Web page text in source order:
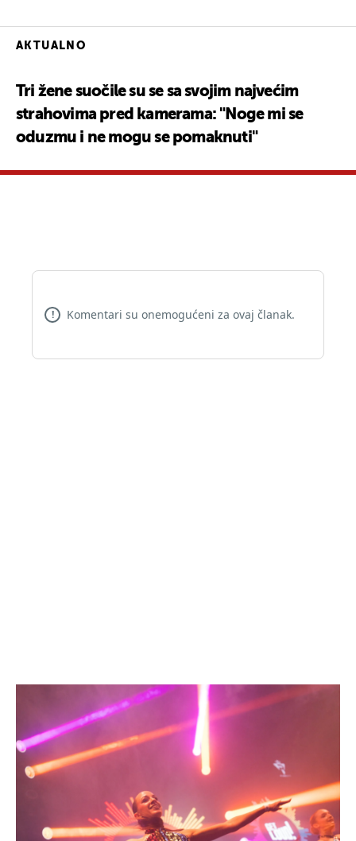
AKTUALNO
Tri žene suočile su se sa svojim najvećim
strahovima pred kamerama: "Noge mi se
oduzmu i ne mogu se pomaknuti"
! Komentari su onemogućeni za ovaj članak.